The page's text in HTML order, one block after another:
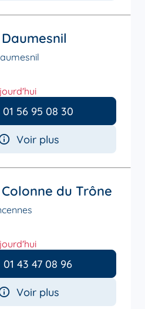
Daumesnil
01 56 95 08 30
Voir plus
Colonne du Trône
01 43 47 08 96
Voir plus